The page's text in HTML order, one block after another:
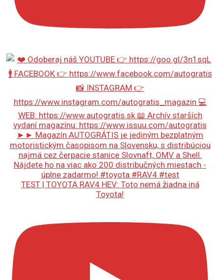
TEST | TOYOTA RAV4 HEV: Toto nemá žiadna iná
Toyota!